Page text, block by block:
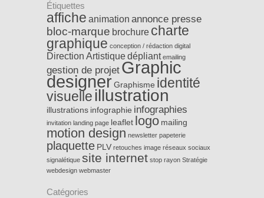
Étiquettes
affiche animation annonce presse
bloc-marque brochure charte
graphique conception / rédaction digital
Direction Artistiquedépliant emailing
gestion de projet Graphic
designer Graphisme identité
visuelle illustration
illustrations infographie infographies
invitation landing page leaflet logo mailing
motion design newsletter papeterie
plaquette PLV retouches image réseaux sociaux
signalétique site internet stop rayon Stratégie
webdesign webmaster
Catégories